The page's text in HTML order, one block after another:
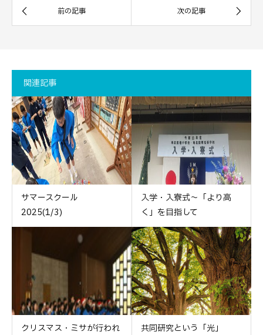
関連記事
サマースクール
2025(1/3)
入学・入寮式〜「より高
く」を目指して
クリスマス・ミサが行われ
共同研究という「光」